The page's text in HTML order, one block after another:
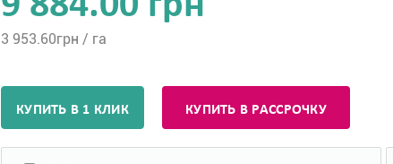
3 953.60грн / га
КУПИТЬ В 1 КЛИК КУПИТЬ В РАССРОЧКУ